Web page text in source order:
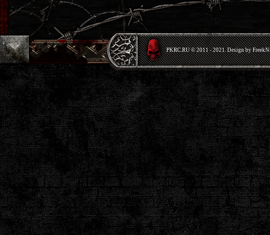
PKRС.RU © 2011 - 2021. Design by